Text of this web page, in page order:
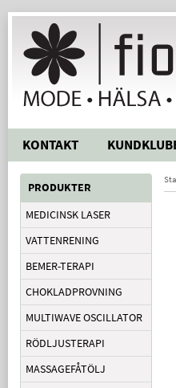
KONTAKT
PRODUKTER
MEDICINSK LASER
VATTENRENING
BEMER-TERAPI
CHOKLADPROVNING
MULTIWAVE OSCILLATOR
RÖDLJUSTERAPI
MASSAGEFÅTÖLJ